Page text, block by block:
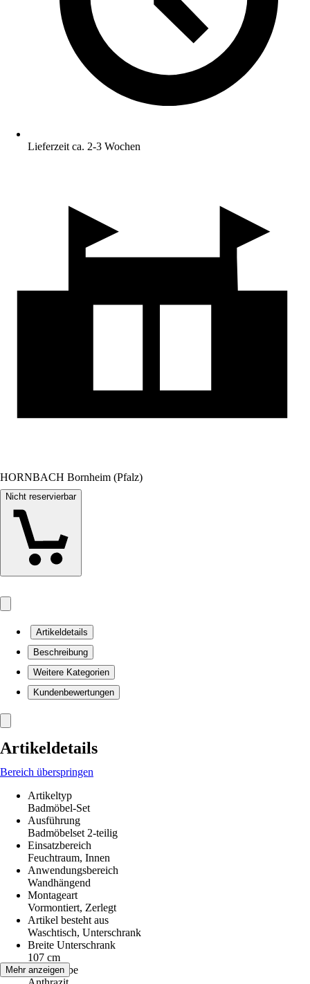
Lieferzeit ca. 2-3 Wochen
HORNBACH Bornheim (Pfalz)
Nicht reservierbar
Artikeldetails
Beschreibung
Weitere Kategorien
Kundenbewertungen
Artikeldetails
Bereich überspringen
Artikeltyp
Badmöbel-Set
Ausführung
Badmöbelset 2-teilig
Einsatzbereich
Feuchtraum, Innen
Anwendungsbereich
Wandhängend
Montageart
Vormontiert, Zerlegt
Artikel besteht aus
Waschtisch, Unterschrank
Breite Unterschrank
107 cm
Grundfarbe
Mehr anzeigen